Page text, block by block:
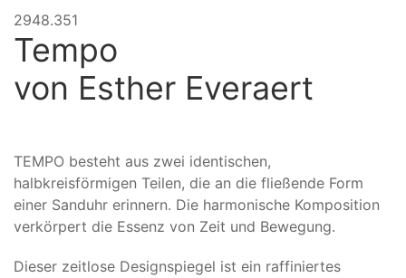
2948.351
Tempo
von Esther Everaert
TEMPO besteht aus zwei identischen,
halbkreisförmigen Teilen, die an die fließende Form
einer Sanduhr erinnern. Die harmonische Komposition
verkörpert die Essenz von Zeit und Bewegung.
Dieser zeitlose Designspiegel ist ein raffiniertes